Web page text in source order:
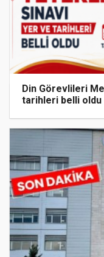
Din Görevlileri
tarihleri belli oldu